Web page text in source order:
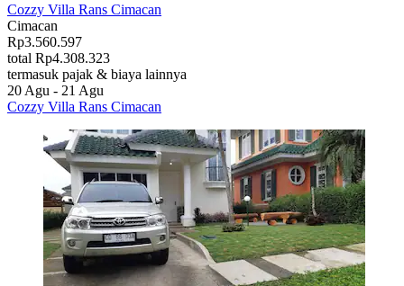
Cozzy Villa Rans Cimacan
Cimacan
Rp3.560.597
total Rp4.308.323
termasuk pajak & biaya lainnya
20 Agu - 21 Agu
Cozzy Villa Rans Cimacan